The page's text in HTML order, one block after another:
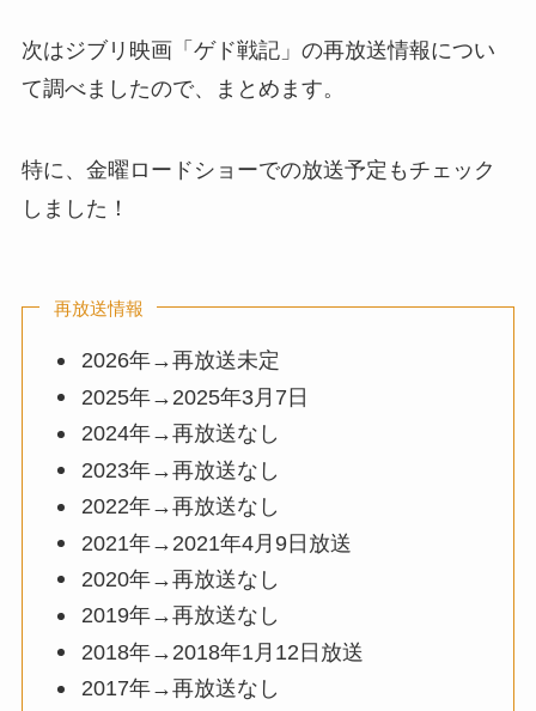
次はジブリ映画「ゲド戦記」の再放送情報につい
て調べましたので、まとめます。
特に、金曜ロードショーでの放送予定もチェック
しました！
再放送情報
2026年→再放送未定
2025年→2025年3月7日
2024年→再放送なし
2023年→再放送なし
2022年→再放送なし
2021年→2021年4月9日放送
2020年→再放送なし
2019年→再放送なし
2018年→2018年1月12日放送
2017年→再放送なし